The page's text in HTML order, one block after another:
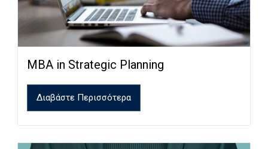
MBA in Strategic Planning
Διαβάστε Περισσότερα